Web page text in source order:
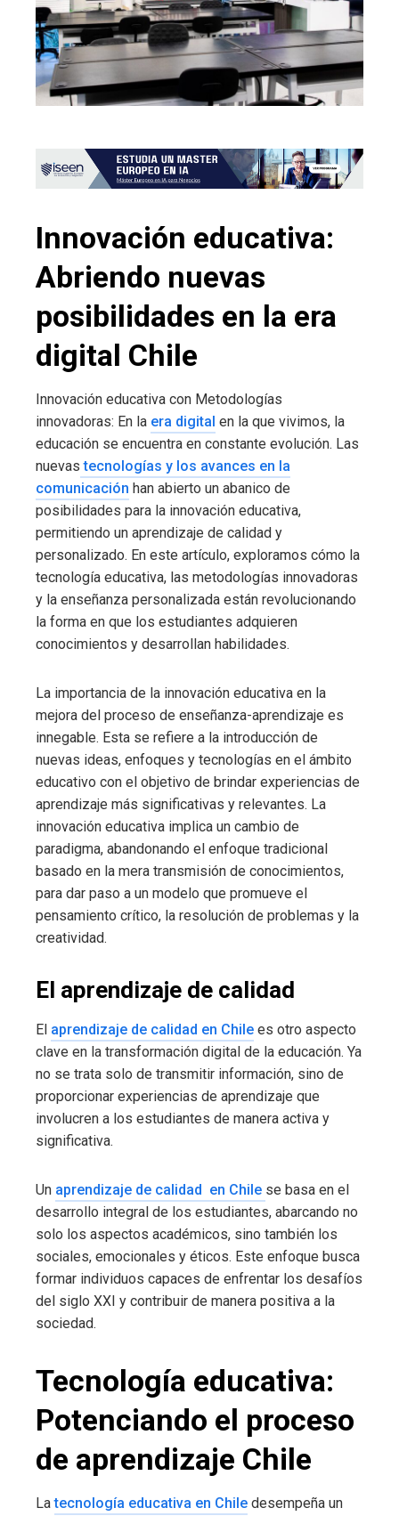
Innovación educativa:
Abriendo nuevas
posibilidades en la era
digital Chile
Innovación educativa con Metodologías
innovadoras: En la era digital en la que vivimos, la
educación se encuentra en constante evolución. Las
nuevas tecnologías y los avances en la
comunicación han abierto un abanico de
posibilidades para la innovación educativa,
permitiendo un aprendizaje de calidad y
personalizado. En este artículo, exploramos cómo la
tecnología educativa, las metodologías innovadoras
y la enseñanza personalizada están revolucionando
la forma en que los estudiantes adquieren
conocimientos y desarrollan habilidades.
La importancia de la innovación educativa en la
mejora del proceso de enseñanza-aprendizaje es
innegable. Esta se refiere a la introducción de
nuevas ideas, enfoques y tecnologías en el ámbito
educativo con el objetivo de brindar experiencias de
aprendizaje más significativas y relevantes. La
innovación educativa implica un cambio de
paradigma, abandonando el enfoque tradicional
basado en la mera transmisión de conocimientos,
para dar paso a un modelo que promueve el
pensamiento crítico, la resolución de problemas y la
creatividad.
El aprendizaje de calidad
El aprendizaje de calidad en Chile es otro aspecto
clave en la transformación digital de la educación. Ya
no se trata solo de transmitir información, sino de
proporcionar experiencias de aprendizaje que
involucren a los estudiantes de manera activa y
significativa.
Un aprendizaje de calidad en Chile se basa en el
desarrollo integral de los estudiantes, abarcando no
solo los aspectos académicos, sino también los
sociales, emocionales y éticos. Este enfoque busca
formar individuos capaces de enfrentar los desafíos
del siglo XXI y contribuir de manera positiva a la
sociedad.
Tecnología educativa:
Potenciando el proceso
de aprendizaje Chile
Latecnología educativa en Chile desempeña un